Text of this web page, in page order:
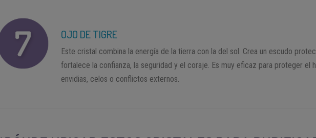
OJO DE TIGRE
Este cristal combina la energía de la tierra con la del sol. Crea un escudo
fortalece la confianza, la seguridad y el coraje. Es muy eficaz para proteger el
envidias, celos o conflictos externos.